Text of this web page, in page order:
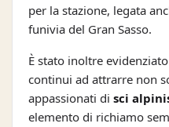
per la stazione, legata
funivia del Gran Sasso.
È stato inoltre
continui ad attrarre non
appassionati di sci
elemento di richiamo